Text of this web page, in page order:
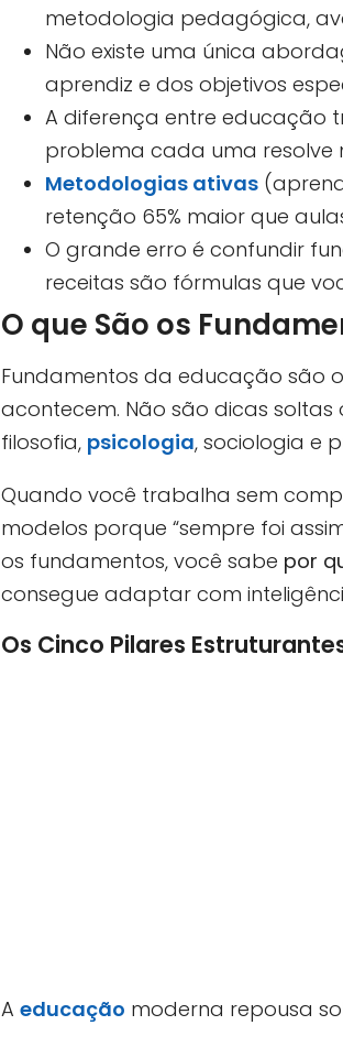
metodologia pedagógica,
Não existe uma única
aprendiz e dos objetivos
A diferença entre educação
problema cada uma resolve
Metodologias ativas
retenção 65% maior que
O grande erro é confundir
receitas são fórmulas que
O que São os
Fundamentos da educação são
acontecem. Não são dicas
filosofia, psicologia, sociologia e
Quando você trabalha sem
modelos porque “sempre foi
os fundamentos, você sabe por
consegue adaptar com
Os Cinco Pilares
A educação moderna repousa